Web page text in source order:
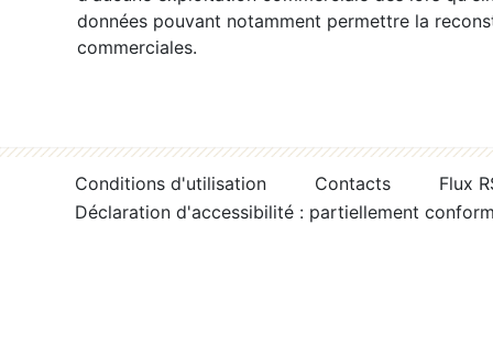
données pouvant notamment permettre la
commerciales.
Conditions d'utilisation Contacts
Flux
Déclaration d'accessibilité : partiellement